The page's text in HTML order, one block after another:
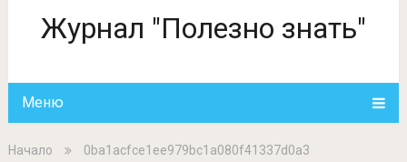
Журнал "Полезно знать"
Меню
Начало 0ba1acfce1ee979bc1a080f41337d0a3